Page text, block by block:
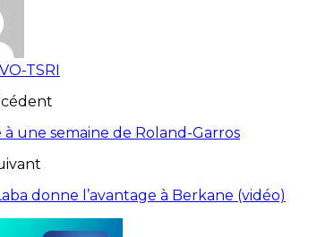
TSRI
une semaine de Roland-Garros
donne l’avantage à Berkane (vidéo)